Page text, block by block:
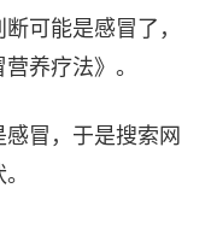
可能是感冒了，
养疗法》。
冒，于是搜索网